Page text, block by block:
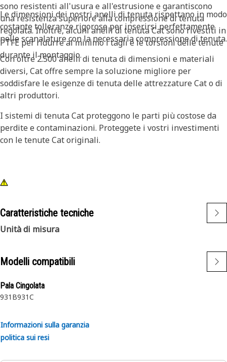
sono resistenti all'usura e all'estrusione e garantiscono
una resistenza superiore alla compressione di tenuta
regolata. Inoltre, alcuni anelli di tenuta Cat sono rivestiti in
PTFE per ridurre al minimo i tagli e le torsioni delle tenute
durante il montaggio.
Le dimensioni dei nostri anelli di tenuta rispettano in modo
costante tolleranze rigorose per inserirsi perfettamente
nelle scanalature con la necessaria compressione di tenuta.
Con oltre 2.500 anelli di tenuta di dimensioni e materiali
diversi, Cat offre sempre la soluzione migliore per
soddisfare le esigenze di tenuta delle attrezzature Cat o di
altri produttori.
I sistemi di tenuta Cat proteggono le parti più costose da
perdite e contaminazioni. Proteggete i vostri investimenti
con le tenute Cat originali.
Caratteristiche tecniche
Unità di misura
Modelli compatibili
Pala Cingolata
931B931C
Informazioni sulla garanzia
politica sui resi